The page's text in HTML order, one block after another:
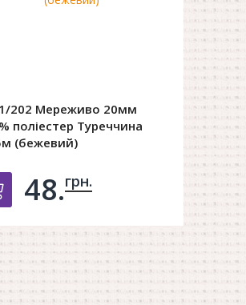
202 Мереживо 20мм
поліестер Туреччина
(бежевий)
Добавить в корзину
48.грн.